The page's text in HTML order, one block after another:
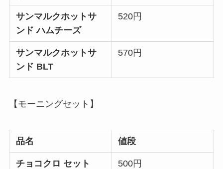
サンマルクホットサ
ンド ハムチーズ
520円
サンマルクホットサ
ンド BLT
570円
【モーニングセット】
品名 値段
チョコクロ セット 500円